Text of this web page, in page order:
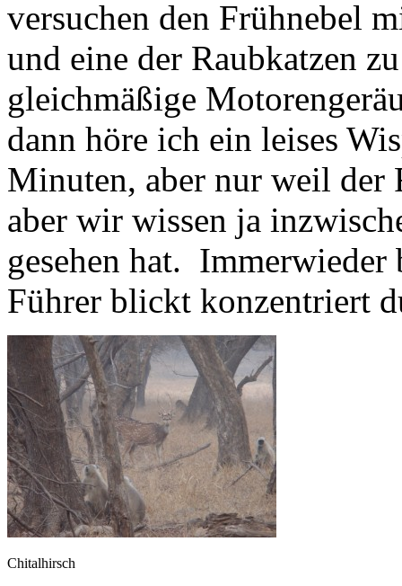
versuchen den Frühnebel
und eine der Raubkatzen
gleichmäßige
dann höre ich ein leises
Minuten, aber nur weil der
aber wir wissen ja
gesehen hat. Immerwieder
Führer blickt konzentriert
Chitalhirsch